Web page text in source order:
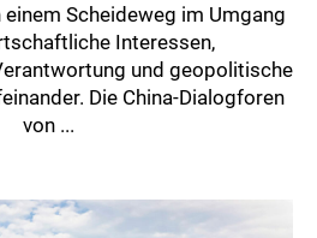
Scheideweg im Umgang
Interessen,
und geopolitische
Die China-Dialogforen
von ...